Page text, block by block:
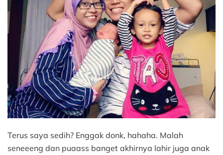
Terus saya sedih? Enggak donk, hahaha. Malah
seneeeng dan puaass banget akhirnya lahir juga anak